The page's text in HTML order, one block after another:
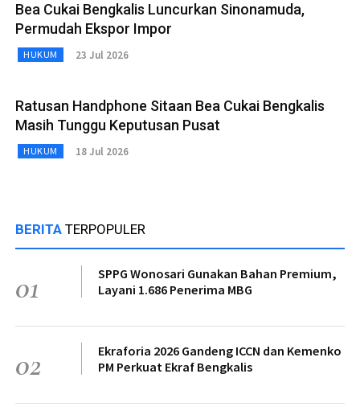
Bea Cukai Bengkalis Luncurkan Sinonamuda,
Permudah Ekspor Impor
HUKUM 23 Jul 2026
Ratusan Handphone Sitaan Bea Cukai Bengkalis
Masih Tunggu Keputusan Pusat
HUKUM 18 Jul 2026
BERITA TERPOPULER
01
SPPG Wonosari Gunakan Bahan Premium,
Layani 1.686 Penerima MBG
02
Ekraforia 2026 Gandeng ICCN dan Kemenko
PM Perkuat Ekraf Bengkalis